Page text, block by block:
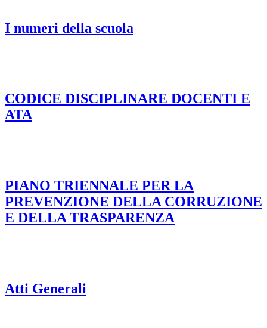
I numeri della scuola
CODICE DISCIPLINARE DOCENTI E
ATA
PIANO TRIENNALE PER LA
PREVENZIONE DELLA CORRUZIONE
E DELLA TRASPARENZA
Atti Generali